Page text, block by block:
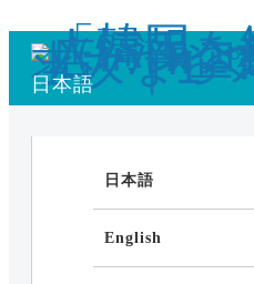
日本語
日本語
English